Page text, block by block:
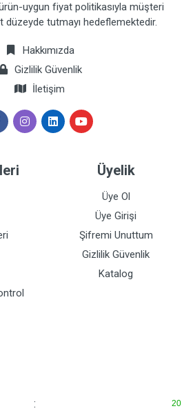
uygun fiyat politikasıyla müşteri
tutmayı hedeflemektedir.
Hakkımızda
Gizlilik Güvenlik
İletişim
Üyelik
Üye Ol
Üye Girişi
Şifremi Unuttum
Gizlilik Güvenlik
Katalog
:
20